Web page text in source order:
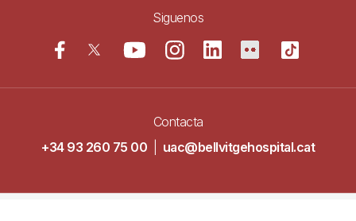
Siguenos
Contacta
+34 93 260 75 00
uac@bellvitgehospital.cat